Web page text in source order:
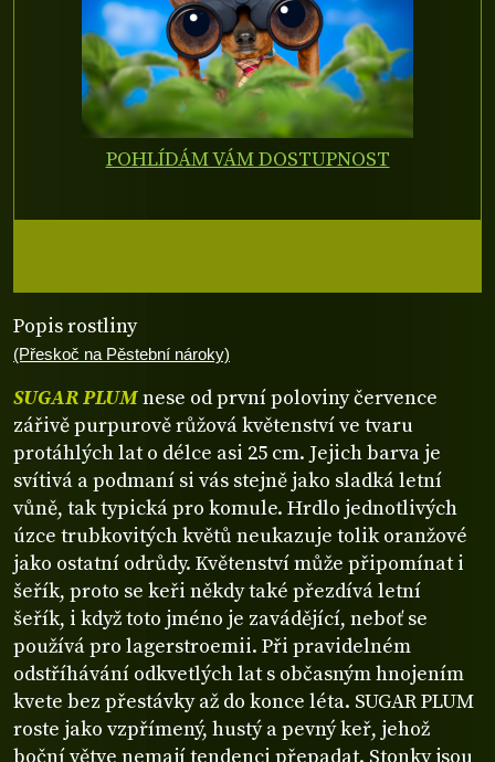
Popis rostliny
(Přeskoč na Pěstební nároky)
SUGAR PLUMnese od první poloviny července
zářivě purpurově růžová květenství ve tvaru
protáhlých lat o délce asi 25 cm. Jejich barva je
svítivá a podmaní si vás stejně jako sladká letní
vůně, tak typická pro komule. Hrdlo jednotlivých
úzce trubkovitých květů neukazuje tolik oranžové
jako ostatní odrůdy. Květenství může připomínat i
šeřík, proto se keři někdy také přezdívá letní
šeřík, i když toto jméno je zavádějící, neboť se
používá pro lagerstroemii. Při pravidelném
odstříhávání odkvetlých lat s občasným hnojením
kvete bez přestávky až do konce léta. SUGAR PLUM
roste jako vzpřímený, hustý a pevný keř, jehož
POHLÍDÁM VÁM DOSTUPNOST